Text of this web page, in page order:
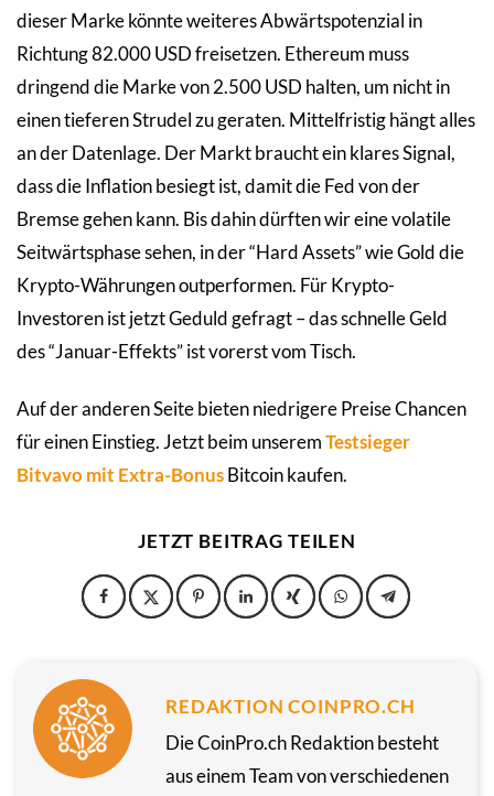
dieser Marke könnte weiteres Abwärtspotenzial in
Richtung 82.000 USD freisetzen. Ethereum muss
dringend die Marke von 2.500 USD halten, um nicht in
einen tieferen Strudel zu geraten. Mittelfristig hängt alles
an der Datenlage. Der Markt braucht ein klares Signal,
dass die Inflation besiegt ist, damit die Fed von der
Bremse gehen kann. Bis dahin dürften wir eine volatile
Seitwärtsphase sehen, in der “Hard Assets” wie Gold die
Krypto-Währungen outperformen. Für Krypto-
Investoren ist jetzt Geduld gefragt – das schnelle Geld
des “Januar-Effekts” ist vorerst vom Tisch.
Auf der anderen Seite bieten niedrigere Preise Chancen
für einen Einstieg. Jetzt beim unseremTestsieger
Bitvavo mit Extra-BonusBitcoin kaufen.
JETZT BEITRAG TEILEN
REDAKTION COINPRO.CH
Die CoinPro.ch Redaktion besteht
aus einem Team von verschiedenen